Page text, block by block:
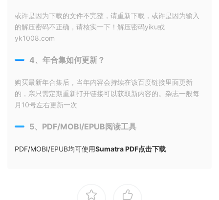
或许是因为下载的文件不完整，请重新下载，或许是因为输入
的解压密码不正确，请核实一下！解压密码yiku或
yk1008.com
4、年合集如何更新？
购买最新年合集后，当年内容会持续在该百度链接里面更新
的，亲只需定期重新打开链接可以获取新内容的。杂志一般每
月10号左右更新一次
5、PDF/MOBI/EPUB阅读工具
PDF/MOBI/EPUB均可使用Sumatra PDF点击下载